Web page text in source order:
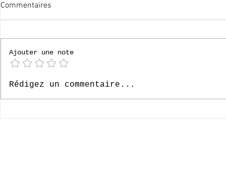
60x merci !
Commentaires
Ajouter une note
Rédigez un commentaire...